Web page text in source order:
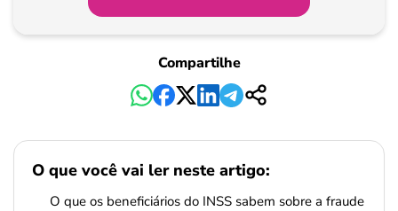
Pagamento
Compartilhe
O que você vai ler neste artigo:
O que os beneficiários do INSS sabem sobre a fraude